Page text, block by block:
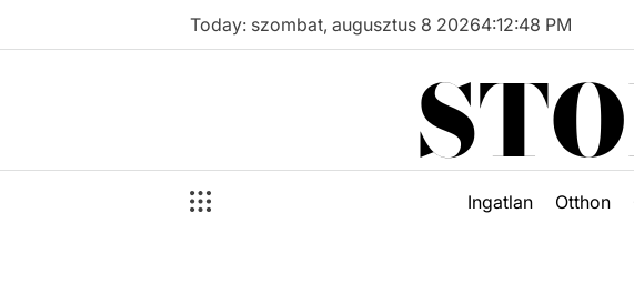
Today: szombat, augusztus 8 20264:12:48 PM
Ingatlan Otthon